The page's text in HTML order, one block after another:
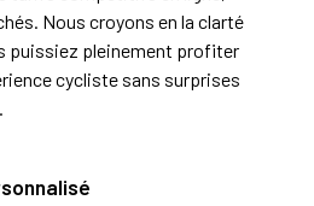
Nous croyons en la clarté
puissiez pleinement profiter
cycliste sans surprises